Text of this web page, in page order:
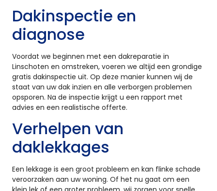
Dakinspectie en
diagnose
Voordat we beginnen met een dakreparatie in
Linschoten en omstreken, voeren we altijd een grondige
gratis dakinspectie uit. Op deze manier kunnen wij de
staat van uw dak inzien en alle verborgen problemen
opsporen. Na de inspectie krijgt u een rapport met
advies en een realistische offerte.
Verhelpen van
daklekkages
Een lekkage is een groot probleem en kan flinke schade
veroorzaken aan uw woning. Of het nu gaat om een